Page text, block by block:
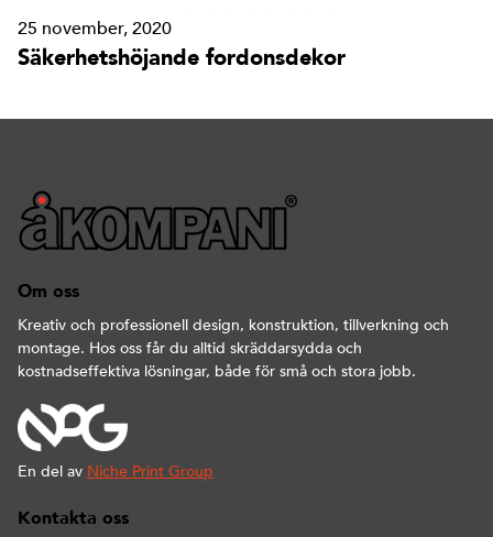
25 november, 2020
Säkerhetshöjande fordonsdekor
Om oss
Kreativ och professionell design, konstruktion, tillverkning och
montage. Hos oss får du alltid skräddarsydda och
kostnadseffektiva lösningar, både för små och stora jobb.
En del av Niche Print Group
Kontakta oss